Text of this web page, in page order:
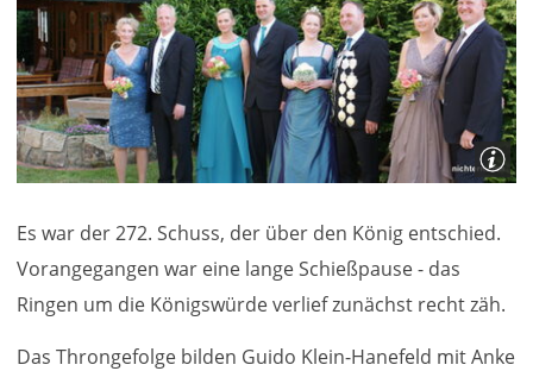
Es war der 272. Schuss, der über den König entschied.
Vorangegangen war eine lange Schießpause - das
Ringen um die Königswürde verlief zunächst recht zäh.
Das Throngefolge bilden Guido Klein-Hanefeld mit Anke